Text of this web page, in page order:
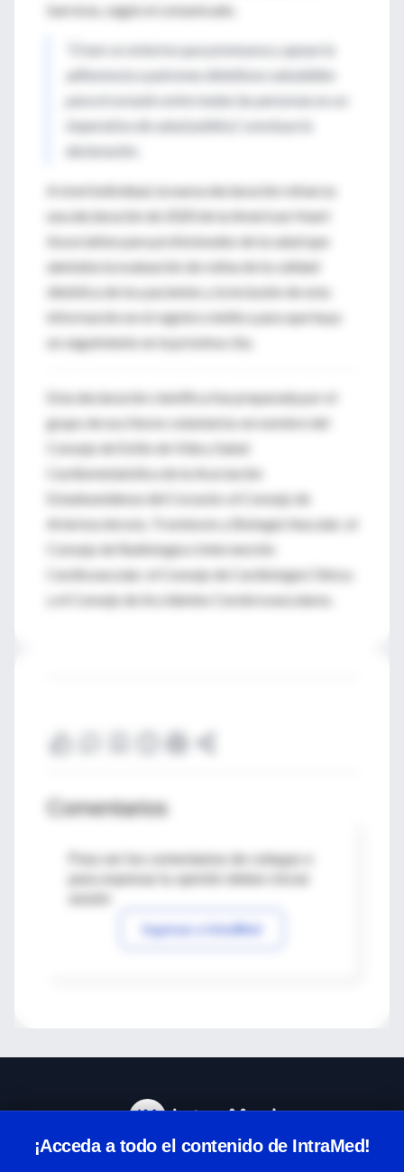
barreras, según el comunicado.
“Crear un entorno que promueva y apoye la
adherencia a patrones dietéticos saludables
para el corazón entre todas las personas es un
imperativo de salud pública”, concluye la
declaración.
A nivel individual, la nueva declaración refuerza
una declaración de 2020 de la American Heart
Association para profesionales de la salud que
alentaba la evaluación de rutina de la calidad
dietética de los pacientes y la inclusión de esta
información en el registro médico para que haya
un seguimiento en la próxima cita.
Esta declaración científica fue preparada por el
grupo de escritores voluntarios en nombre del
Consejo de Estilo de Vida y Salud
Cardiometabólica de la Asociación
Estadounidense del Corazón; el Consejo de
Arteriosclerosis, Trombosis y Biología Vascular; el
Consejo de Radiología e Intervención
Cardiovascular; el Consejo de Cardiología Clínica;
y el Consejo de Accidentes Cerebrovasculares.
Comentarios
Para ver los comentarios de colegas o
Ingresar a IntraMed
¡Acceda a todo el contenido de IntraMed!